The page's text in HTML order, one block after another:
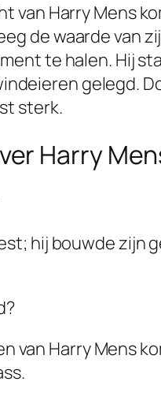
van Harry Mens
de waarde van
te halen. Hij
gelegd.
sterk.
Harry
hij bouwde zijn
van Harry Mens